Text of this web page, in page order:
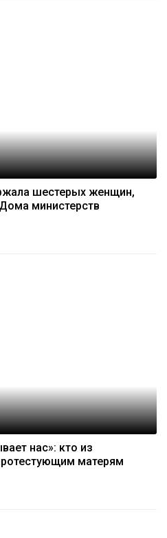
шестерых женщин,
министерств
нас»: кто из
матерям